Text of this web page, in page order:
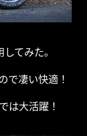
てみた。
で凄い快適！
は大活躍！